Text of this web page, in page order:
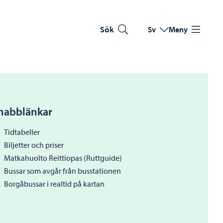
Sök Byt språk
Nuvarande språk:
Sv Meny
Tidtabeller
Biljetter och priser
Matkahuolto Reittiopas (Ruttguide)
Bussar som avgår från busstationen
Borgåbussar i realtid på kartan